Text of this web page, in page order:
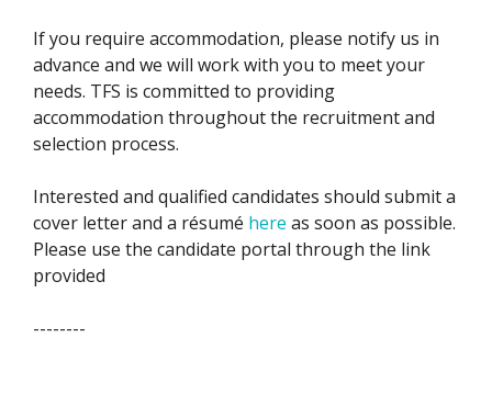
If you require accommodation, please notify us in
advance and we will work with you to meet your
needs. TFS is committed to providing
accommodation throughout the recruitment and
selection process.
Interested and qualified candidates should submit a
cover letter and a résumé here as soon as possible.
Please use the candidate portal through the link
provided
--------